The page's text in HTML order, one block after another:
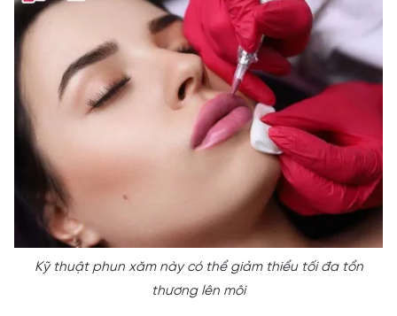
Kỹ thuật phun xăm này có thể giảm thiểu tối đa tổn
thương lên môi